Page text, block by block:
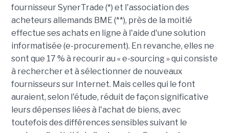
fournisseur SynerTrade (*) et l'association des
acheteurs allemands BME (**), près de la moitié
effectue ses achats en ligne à l'aide d'une solution
informatisée (e-procurement). En revanche, elles ne
sont que 17 % à recourir au « e-sourcing » qui consiste
à rechercher et à sélectionner de nouveaux
fournisseurs sur Internet. Mais celles qui le font
auraient, selon l'étude, réduit de façon significative
leurs dépenses liées à l'achat de biens, avec
toutefois des différences sensibles suivant le